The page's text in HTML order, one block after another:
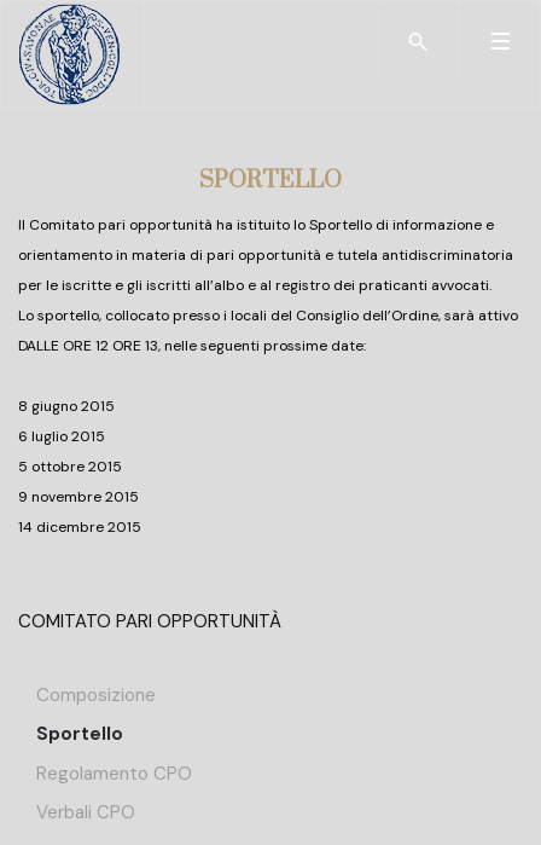
SPORTELLO
Il Comitato pari opportunità ha istituito lo Sportello di informazione e
orientamento in materia di pari opportunità e tutela antidiscriminatoria
per le iscritte e gli iscritti all’albo e al registro dei praticanti avvocati.
Lo sportello, collocato presso i locali del Consiglio dell’Ordine, sarà attivo
DALLE ORE 12 ORE 13, nelle seguenti prossime date:
8 giugno 2015
6 luglio 2015
5 ottobre 2015
9 novembre 2015
14 dicembre 2015
COMITATO PARI OPPORTUNITÀ
Composizione
Sportello
Regolamento CPO
Verbali CPO